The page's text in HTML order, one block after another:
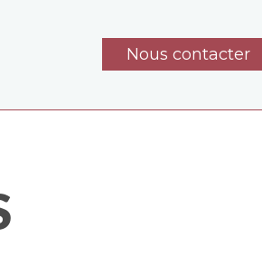
Nous contacter